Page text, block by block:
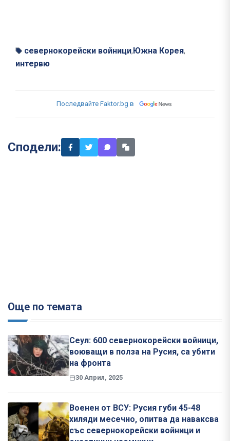
севернокорейски войници, Южна Корея,
интервю
Последвайте Faktor.bg в
Сподели:
Още по темата
Сеул: 600 севернокорейски войници,
воюващи в полза на Русия, са убити
на фронта
30 Април, 2025
Военен от ВСУ: Русия губи 45-48
хиляди месечно, опитва да наваксва
със севернокорейски войници и